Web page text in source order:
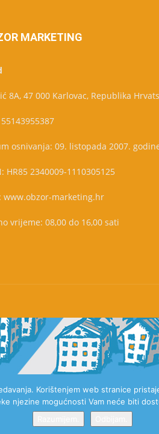
MARKETING
8A, 47 000 Karlovac, Republika
osnivanja: 09. listopada 2007.
HR85 2340009-1110305125
www.obzor-marketing.hr
vrijeme: 08,00 do 16,00 sati
Korištenjem web stranice
njezine mogućnosti Vam neće biti